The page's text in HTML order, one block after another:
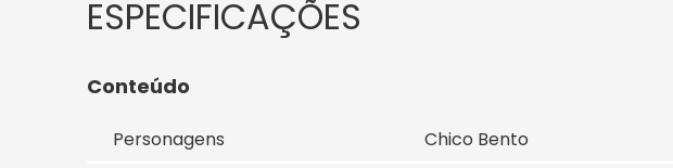
Conteúdo
Personagens
Chico Bento